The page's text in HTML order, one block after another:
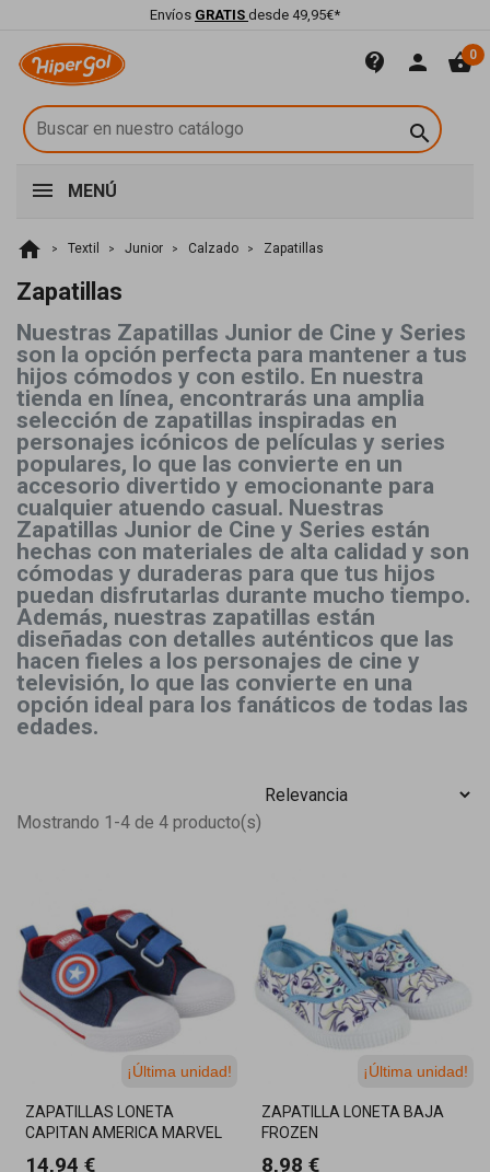
Envíos GRATIS desde 49,95€*
contact_support person shopping_basket0

MENÚ
home Textil Junior Calzado Zapatillas
Zapatillas
Nuestras Zapatillas Junior de Cine y Series
son la opción perfecta para mantener a tus
hijos cómodos y con estilo. En nuestra
tienda en línea, encontrarás una amplia
selección de zapatillas inspiradas en
personajes icónicos de películas y series
populares, lo que las convierte en un
accesorio divertido y emocionante para
cualquier atuendo casual. Nuestras
Zapatillas Junior de Cine y Series están
hechas con materiales de alta calidad y son
cómodas y duraderas para que tus hijos
puedan disfrutarlas durante mucho tiempo.
Además, nuestras zapatillas están
diseñadas con detalles auténticos que las
hacen fieles a los personajes de cine y
televisión, lo que las convierte en una
opción ideal para los fanáticos de todas las
edades.
Mostrando 1-4 de 4 producto(s)
¡Última unidad!
ZAPATILLAS LONETA
CAPITAN AMERICA MARVEL
14,94 €
¡Última unidad!
ZAPATILLA LONETA BAJA
FROZEN
8,98 €